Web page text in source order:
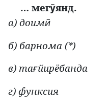
… мегӯянд.
а) доимӣ
б) барнома (*)
в) тағйирёбанда
г) функсия